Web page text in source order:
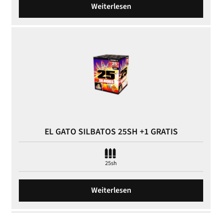
Weiterlesen
EL GATO SILBATOS 25SH +1 GRATIS
25sh
Weiterlesen